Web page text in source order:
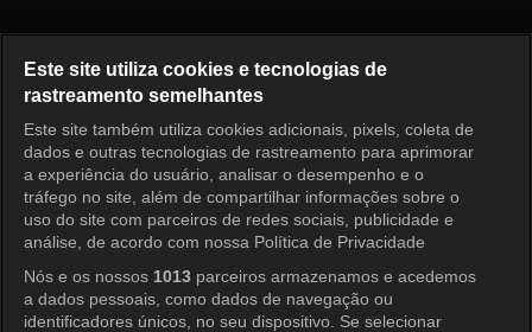
Entrar
Este site utiliza cookies e tecnologias de
rastreamento semelhantes
Este site também utiliza cookies adicionais, pixels, coleta de
dados e outras tecnologias de rastreamento para aprimorar
a experiência do usuário, analisar o desempenho e o
tráfego no site, além de compartilhar informações sobre o
uso do site com parceiros de redes sociais, publicidade e
análise, de acordo com nossa Política de Privacidade
Nós e os nossos 1013 parceiros armazenamos e acedemos
a dados pessoais, como dados de navegação ou
identificadores únicos, no seu dispositivo. Se selecionar